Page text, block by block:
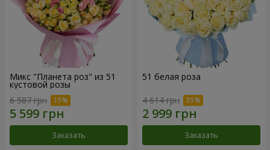
Микс "Планета роз" из 51
кустовой розы
6 587 грн
Заказать
51 белая роза
4 614 грн
Заказать